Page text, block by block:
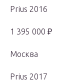
Prius 2016
1 395 000 ₽
Москва
Prius 2017